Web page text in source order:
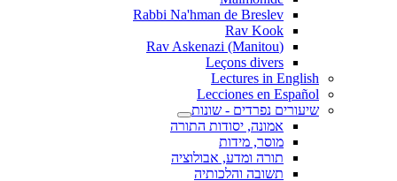
Rabbi Na'hman de Breslev
Rav Kook
(Rav Askenazi (Manitou
Leçons divers
Lectures in English
Lecciones en Español
שיעורים נפרדים - שונות
אמונה, יסודות התורה
מוסר, מידות
תורה ומדע, אבולוציה
תשובה והלכותיה